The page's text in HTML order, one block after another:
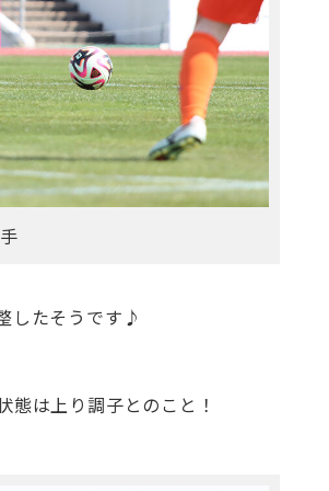
したそうです♪
態は上り調子とのこと！